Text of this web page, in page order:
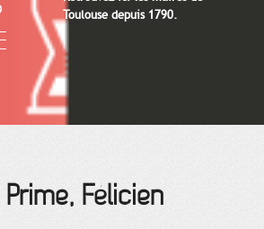
Toulouse depuis 1790.
Félicien